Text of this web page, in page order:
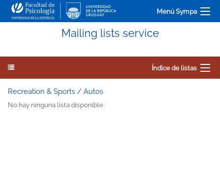
Menú Sympa
Mailing lists service
Índice de listas
Recreation & Sports / Autos
No hay ninguna lista disponible.